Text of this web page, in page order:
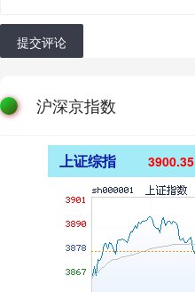
提交评论
沪深京指数
上证综指 3900.35